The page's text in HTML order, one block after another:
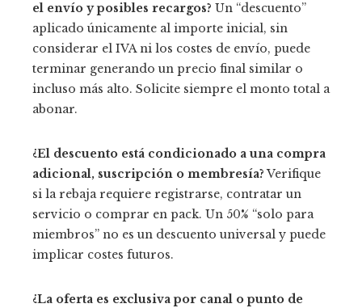
el envío y posibles recargos? Un “descuento”
aplicado únicamente al importe inicial, sin
considerar el IVA ni los costes de envío, puede
terminar generando un precio final similar o
incluso más alto. Solicite siempre el monto total a
abonar.
¿El descuento está condicionado a una compra
adicional, suscripción o membresía?Verifique
si la rebaja requiere registrarse, contratar un
servicio o comprar en pack. Un 50% “solo para
miembros” no es un descuento universal y puede
implicar costes futuros.
¿La oferta es exclusiva por canal o punto de